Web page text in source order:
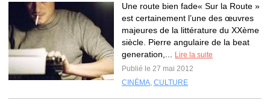
Une route bien fade« Sur la Route »
est certainement l’une des œuvres
majeures de la littérature du XXème
siècle. Pierre angulaire de la beat
generation,...
Lire la suite
Publié le 27 mai 2012
CINÉMA, CULTURE